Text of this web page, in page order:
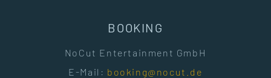
BOOKING
NoCut Entertainment GmbH
E-Mail: booking@nocut.de